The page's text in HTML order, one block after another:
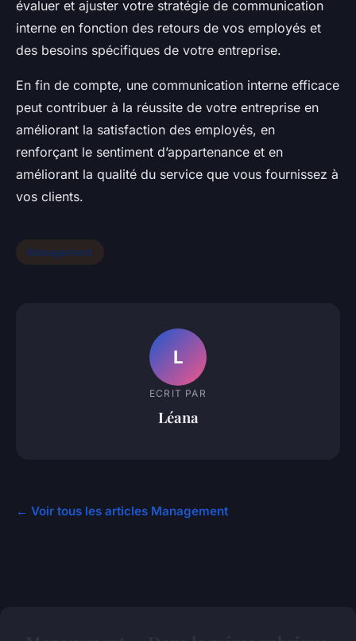
évaluer et ajuster votre stratégie de communication
interne en fonction des retours de vos employés et
des besoins spécifiques de votre entreprise.
En fin de compte, une communication interne efficace
peut contribuer à la réussite de votre entreprise en
améliorant la satisfaction des employés, en
renforçant le sentiment d’appartenance et en
améliorant la qualité du service que vous fournissez à
vos clients.
Management
L
ECRIT PAR
Léana
← Voir tous les articles Management